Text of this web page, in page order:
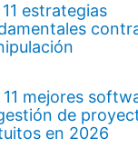
11 estrategias
11 mejores
de
en 2026